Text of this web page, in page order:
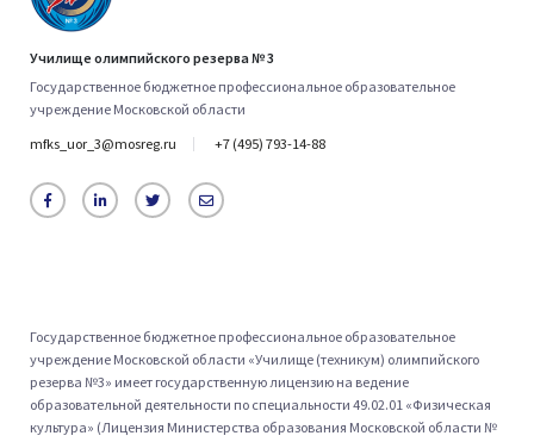
Училище олимпийского резерва № 3
Государственное бюджетное профессиональное образовательное
учреждение Московской области
mfks_uor_3@mosreg.ru
+7 (495) 793-14-88
Государственное бюджетное профессиональное образовательное
учреждение Московской области «Училище (техникум) олимпийского
резерва №3» имеет государственную лицензию на ведение
образовательной деятельности по специальности 49.02.01 «Физическая
культура» (Лицензия Министерства образования Московской области №